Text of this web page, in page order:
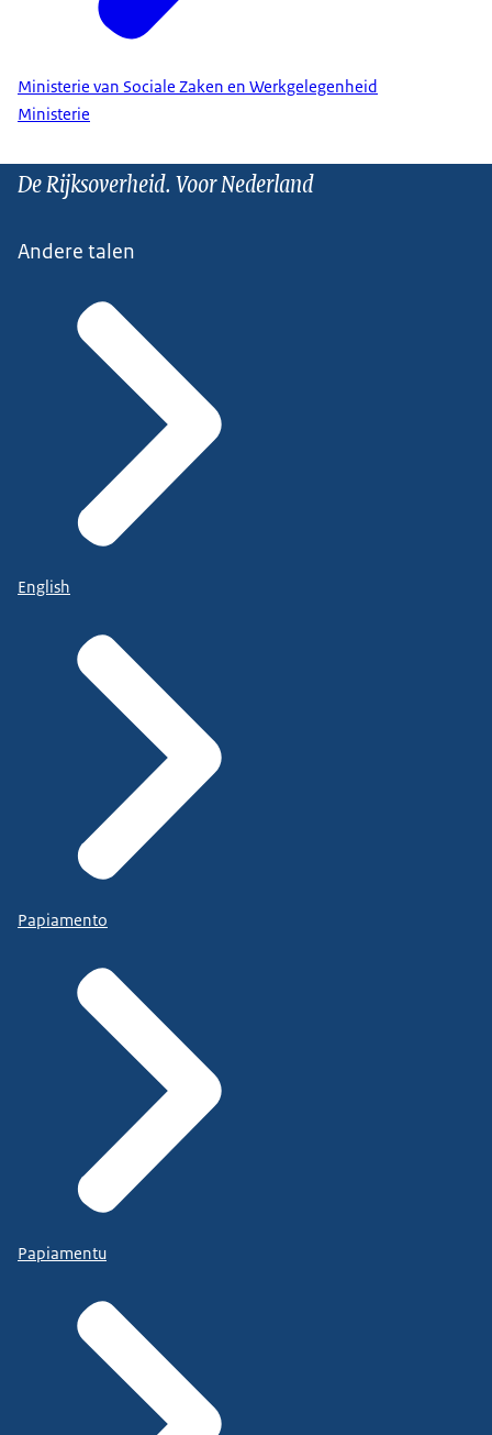
Ministerie van Sociale Zaken en Werkgelegenheid
Ministerie
De Rijksoverheid. Voor Nederland
Andere talen
English
Papiamento
Papiamentu